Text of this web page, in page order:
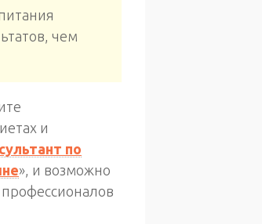
чем
и
по
», и возможно